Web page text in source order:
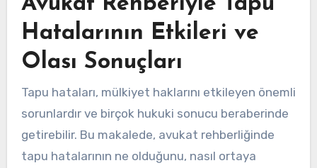
Hatalarının Etkileri ve
Olası Sonuçları
Tapu hataları, mülkiyet haklarını etkileyen önemli
sorunlardır ve birçok hukuki sonucu beraberinde
getirebilir. Bu makalede, avukat rehberliğinde
tapu hatalarının ne olduğunu, nasıl ortaya